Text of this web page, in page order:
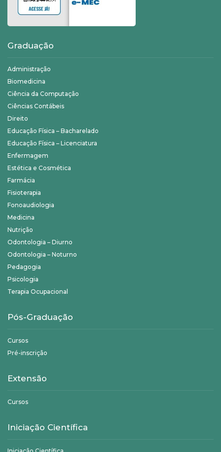
Graduação
Administração
Biomedicina
Ciência da Computação
Ciências Contábeis
Direito
Educação Física – Bacharelado
Educação Física – Licenciatura
Enfermagem
Estética e Cosmética
Farmácia
Fisioterapia
Fonoaudiologia
Medicina
Nutrição
Odontologia – Diurno
Odontologia – Noturno
Pedagogia
Psicologia
Terapia Ocupacional
Pós-Graduação
Cursos
Pré-inscrição
Extensão
Cursos
Iniciação Científica